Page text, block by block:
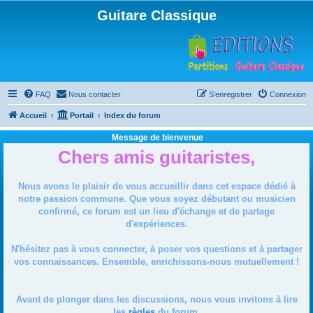
Guitare Classique
FAQ Nous contacter Connexion
S’enregistrer
Accueil Portail Index du forum
Message de bienvenue
Chers amis guitaristes,
Nous avons le plaisir de vous accueillir dans cet espace dédié à
notre passion commune. Que vous soyez débutant ou musicien
confirmé, ce forum est un lieu d'échange et de partage
d'expériences.
N'hésitez pas à vous connecter, à poser vos questions et à partager
vos connaissances. Ensemble, enrichissons-nous mutuellement !
Avant de plonger dans les discussions, nous vous invitons à lire